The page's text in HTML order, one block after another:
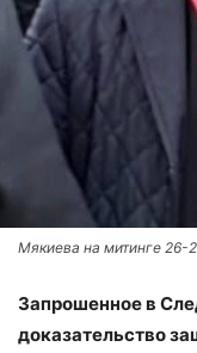
Мякиева на митинге 26-
Запрошенное в
доказательство